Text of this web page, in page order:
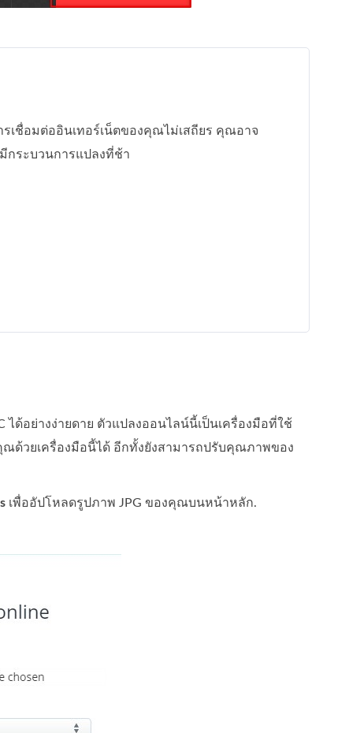
รเชื่อมต่ออินเทอร์เน็ตของคุณไม่เสถียร คุณอาจ
กระบวนการแปลงที่ช้า
ได้อย่างง่ายดาย ตัวแปลงออนไลน์นี้เป็นเครื่องมือที่ใช้
ด้วยเครื่องมือนี้ได้ อีกทั้งยังสามารถปรับคุณภาพของ
เพื่ออัปโหลดรูปภาพ JPG ของคุณบนหน้าหลัก.